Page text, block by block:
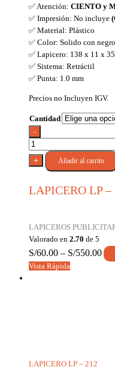
✅ Atención: CIENTO y
✅ Impresión: No incluye
✅ Material: Plástico
✅ Color: Solido con negro
✅ Lapicero: 138 x 11 x
✅ Sistema: Retráctil
✅ Punta: 1.0 mm
Precios no Incluyen IGV.
Cantidad
-
LAPICERO
LP
-
cantidad
+ Añadir al carrito
LAPICERO LP –
LAPICEROS
Valorado en 2.70 de 5
S/60.00 – S/550.00
Vista Rápida
LAPICERO LP – 212